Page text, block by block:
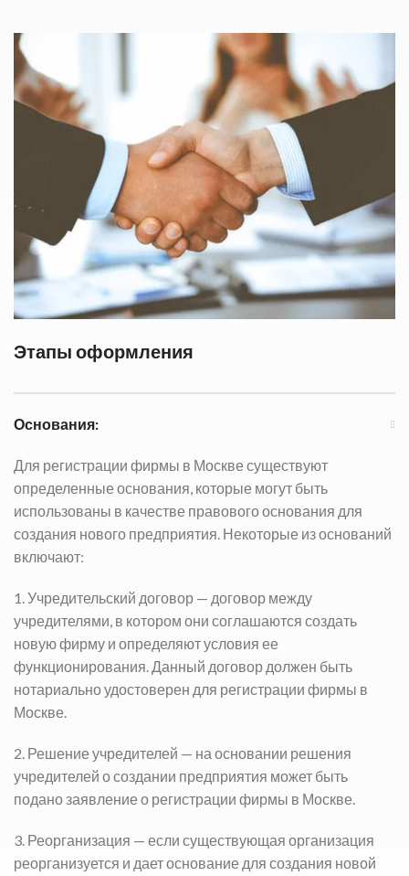
Этапы оформления
Основания:
Для регистрации фирмы в Москве существуют
определенные основания, которые могут быть
использованы в качестве правового основания для
создания нового предприятия. Некоторые из оснований
включают:
1. Учредительский договор — договор между
учредителями, в котором они соглашаются создать
новую фирму и определяют условия ее
функционирования. Данный договор должен быть
нотариально удостоверен для регистрации фирмы в
Москве.
2. Решение учредителей — на основании решения
учредителей о создании предприятия может быть
подано заявление о регистрации фирмы в Москве.
3. Реорганизация — если существующая организация
реорганизуется и дает основание для создания новой